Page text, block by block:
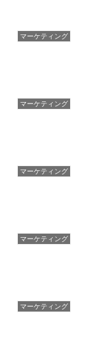
マーケティング
マーケティング
マーケティング
マーケティング
マーケティング